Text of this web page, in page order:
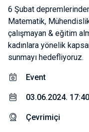
6 Şubat
Matematik,
çalışmayan & eğitim
kadınlara yönelik
sunmayı hedefliyoruz.
Event
03.06.2024.
Çevrimiçi